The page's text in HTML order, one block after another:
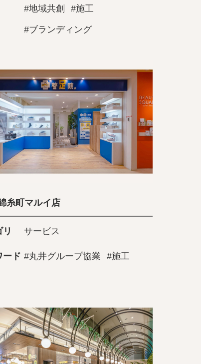
#地域共創 #施工
#ブランディング
糸町マルイ店
リ サービス
ード #丸井グループ協業 #施工